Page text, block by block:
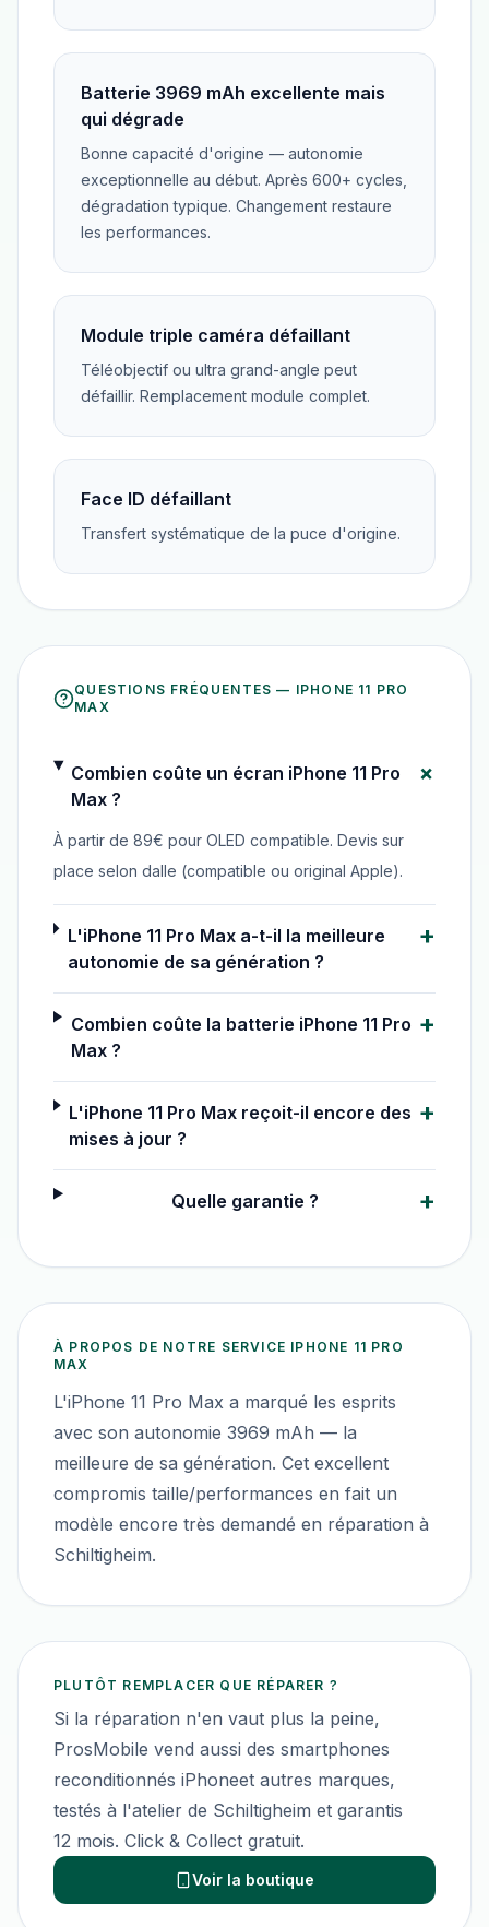
Batterie 3969 mAh excellente mais
qui dégrade
Bonne capacité d'origine — autonomie
exceptionnelle au début. Après 600+ cycles,
dégradation typique. Changement restaure
les performances.
Module triple caméra défaillant
Téléobjectif ou ultra grand-angle peut
défaillir. Remplacement module complet.
Face ID défaillant
Transfert systématique de la puce d'origine.
QUESTIONS FRÉQUENTES — IPHONE 11 PRO
MAX
Combien coûte un écran iPhone 11 Pro
Max ?
+
À partir de 89€ pour OLED compatible. Devis sur
place selon dalle (compatible ou original Apple).
L'iPhone 11 Pro Max a-t-il la meilleure
autonomie de sa génération ?
+
Combien coûte la batterie iPhone 11 Pro
Max ?
+
L'iPhone 11 Pro Max reçoit-il encore des
mises à jour ?
+
Quelle garantie ? +
À PROPOS DE NOTRE SERVICE IPHONE 11 PRO
MAX
L'iPhone 11 Pro Max a marqué les esprits
avec son autonomie 3969 mAh — la
meilleure de sa génération. Cet excellent
compromis taille/performances en fait un
modèle encore très demandé en réparation à
Schiltigheim.
PLUTÔT REMPLACER QUE RÉPARER ?
Si la réparation n'en vaut plus la peine,
ProsMobile vend aussi des smartphones
reconditionnés iPhoneet autres marques,
testés à l'atelier de Schiltigheim et garantis
12 mois. Click & Collect gratuit.
Voir la boutique